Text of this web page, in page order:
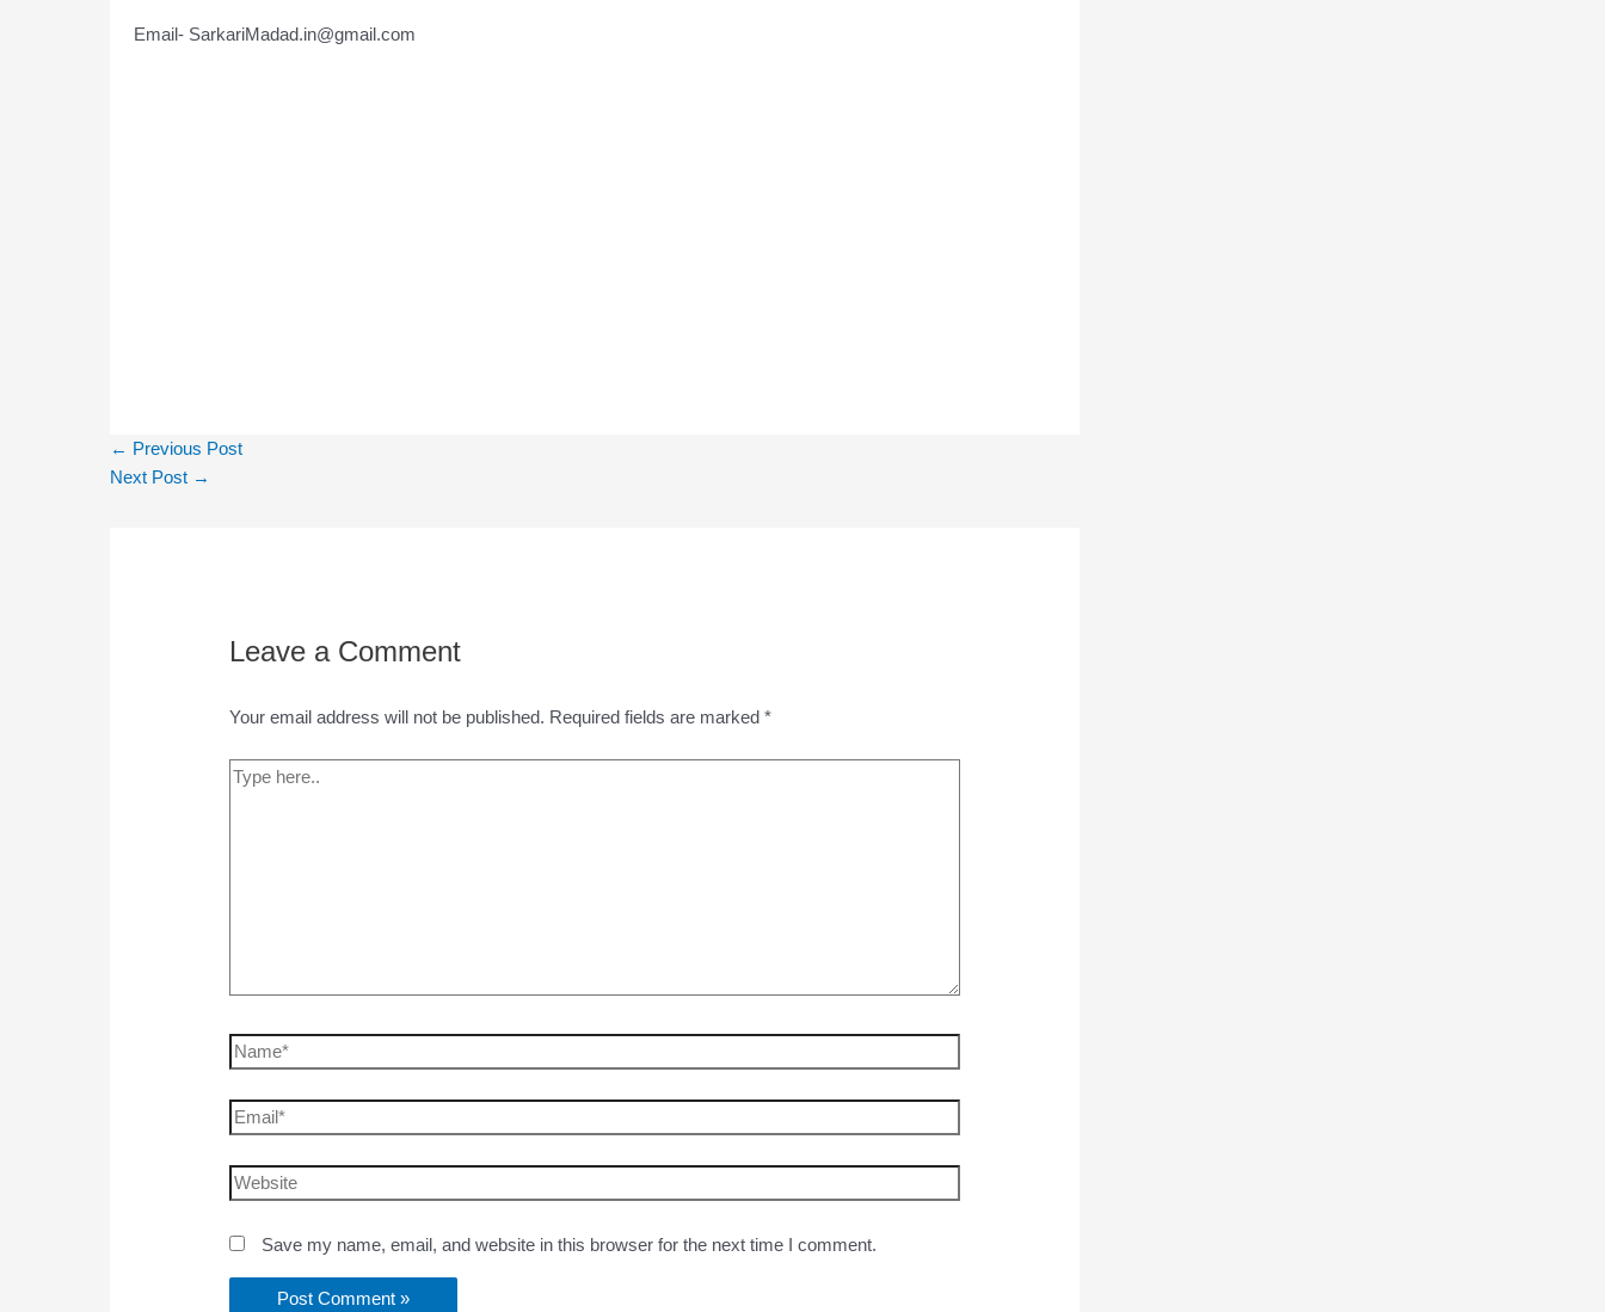
Email- SarkariMadad.in@gmail.com
← Previous Post
Next Post →
Leave a Comment
Your email address will not be published. Required fields are marked*
Save my name, email, and website in this browser for the next time I comment.